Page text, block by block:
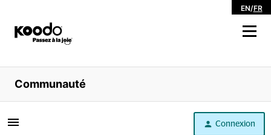
EN/FR
Magasiner
Libre service
Aide
Communauté
Connexion